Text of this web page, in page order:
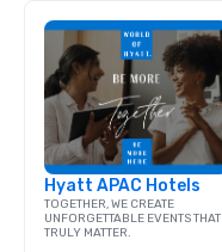
Hyatt APAC Hotels
TOGETHER, WE CREATE
UNFORGETTABLE EVENTS THAT
TRULY MATTER.